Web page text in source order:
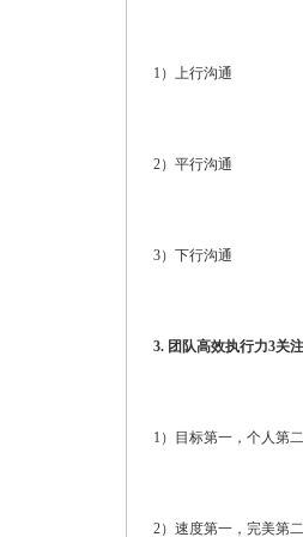
1）上行沟通
2）平行沟通
3）下行沟通
3. 团队高效执行力3关注
1）目标第一，个人第二
2）速度第一，完美第二